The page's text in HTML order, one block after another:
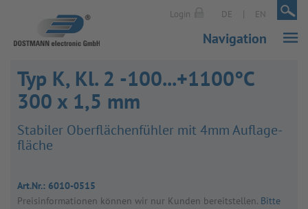
Login DE | EN |
Navigation
Typ K, Kl. 2 -100...+1100°C
300 x 1,5 mm
Sta­bi­ler Ober­flä­chen­füh­ler mit 4mm Auf­la­ge­
flä­che
Art.Nr.: 6010-0515
Preis­in­for­ma­tio­nen kön­nen wir nur Kun­den bereit­stel­len. Bitte